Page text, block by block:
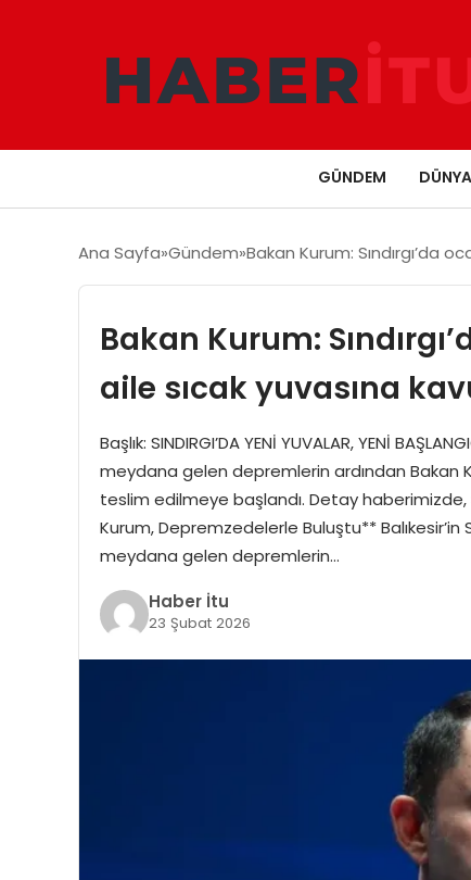
GÜNDEM DÜNYA
Ana Sayfa Gündem Bakan Kurum: Sındırgı’da
Bakan Kurum:
aile sıcak yuvasına
Başlık: SINDIRGI’DA YENİ YUVALAR, YENİ
meydana gelen depremlerin ardından Bakan
teslim edilmeye başlandı. Detay haberimizde,
Kurum, Depremzedelerle Buluştu** Balıkesir’in
meydana gelen depremlerin…
Haber İtu
23 Şubat 2026